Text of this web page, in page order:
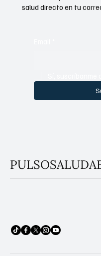
salud directo en tu